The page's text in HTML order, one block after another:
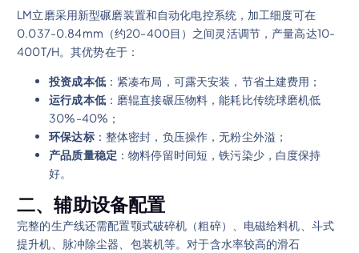
LM立磨采用新型碾磨装置和自动化电控系统，加工细度可在
0.037-0.84mm（约20-400目）之间灵活调节，产量高达10-
400T/H。其优势在于：
投资成本低：紧凑布局，可露天安装，节省土建费用；
运行成本低：磨辊直接碾压物料，能耗比传统球磨机低
30%-40%；
环保达标：整体密封，负压操作，无粉尘外溢；
产品质量稳定 ：物料停留时间短，铁污染少，白度保持
好。
二、辅助设备配置
完整的生产线还需配置颚式破碎机（粗碎）、电磁给料机、斗式
提升机、脉冲除尘器、包装机等。对于含水率较高的滑石